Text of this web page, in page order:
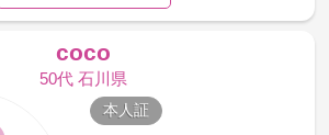
coco
50代 石川県
本人証